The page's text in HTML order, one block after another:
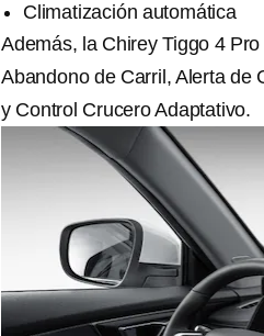
Climatización automática
Además, la Chirey Tiggo 4
Abandono de Carril, Alerta de
y Control Crucero Adaptativo.